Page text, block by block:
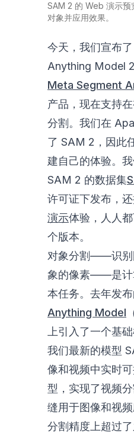
SAM 2 的 Web 演示预
对象并应用效果。
今天，我们宣布
Anything Model
Meta Segment
产品，现在支持
分割。我们在
了 SAM 2，因此
建自己的体验。
SAM 2 的数据集
许可证下发布，
演示体验，人人
个版本。
对象分割——识别
象的像素——是计
本任务。去年发
Anything Model
上引入了一个基础
我们最新的模型
像和视频中实时
型，实现了视频
缝用于图像和视
分割精度上超过